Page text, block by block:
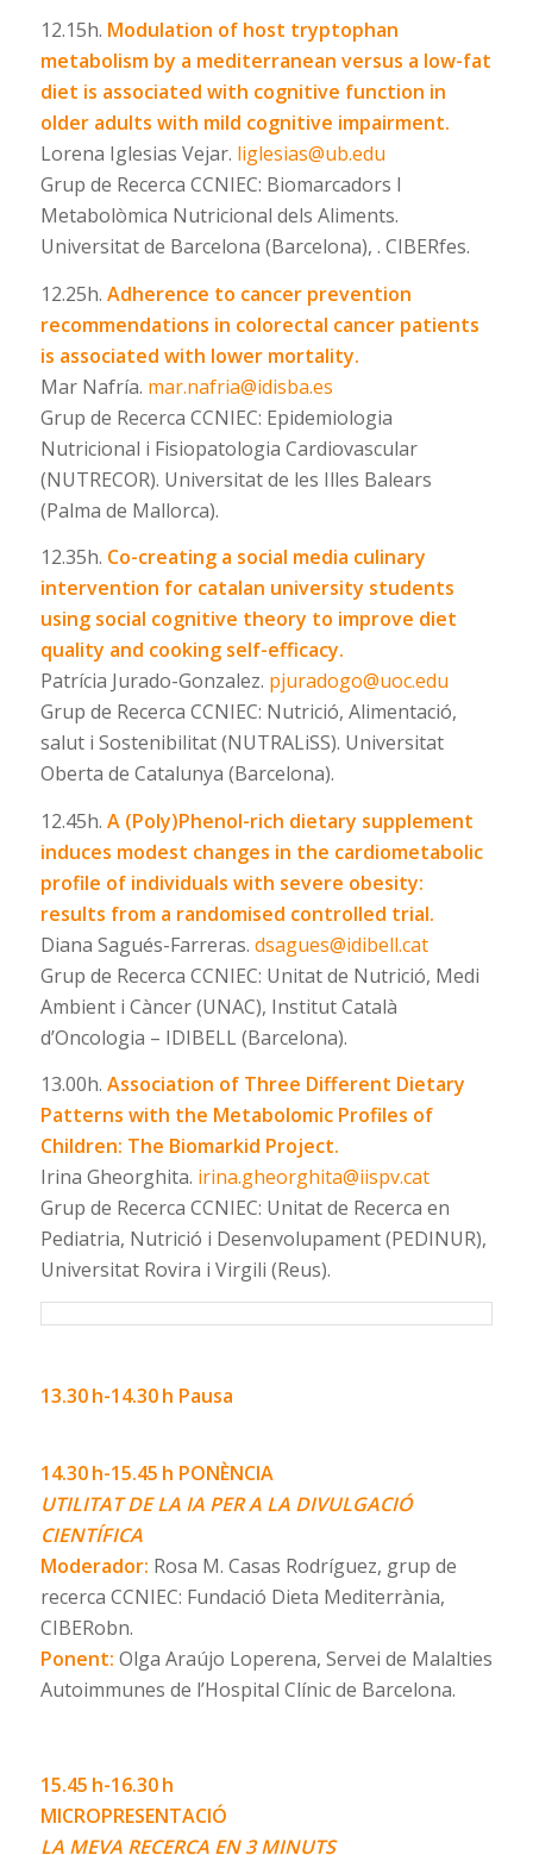
12.15h. Modulation of host tryptophan
metabolism by a mediterranean versus a low-fat
diet is associated with cognitive function in
older adults with mild cognitive impairment.
Lorena Iglesias Vejar. liglesias@ub.edu
Grup de Recerca CCNIEC: Biomarcadors I
Metabolòmica Nutricional dels Aliments.
Universitat de Barcelona (Barcelona), . CIBERfes.
12.25h. Adherence to cancer prevention
recommendations in colorectal cancer patients
is associated with lower mortality.
Mar Nafría. mar.nafria@idisba.es
Grup de Recerca CCNIEC: Epidemiologia
Nutricional i Fisiopatologia Cardiovascular
(NUTRECOR). Universitat de les Illes Balears
(Palma de Mallorca).
12.35h. Co-creating a social media culinary
intervention for catalan university students
using social cognitive theory to improve diet
quality and cooking self-efficacy.
Patrícia Jurado-Gonzalez. pjuradogo@uoc.edu
Grup de Recerca CCNIEC: Nutrició, Alimentació,
salut i Sostenibilitat (NUTRALiSS). Universitat
Oberta de Catalunya (Barcelona).
12.45h. A (Poly)Phenol-rich dietary supplement
induces modest changes in the cardiometabolic
profile of individuals with severe obesity:
results from a randomised controlled trial.
Diana Sagués-Farreras. dsagues@idibell.cat
Grup de Recerca CCNIEC: Unitat de Nutrició, Medi
Ambient i Càncer (UNAC), Institut Català
d’Oncologia – IDIBELL (Barcelona).
13.00h. Association of Three Different Dietary
Patterns with the Metabolomic Profiles of
Children: The Biomarkid Project.
Irina Gheorghita. irina.gheorghita@iispv.cat
Grup de Recerca CCNIEC: Unitat de Recerca en
Pediatria, Nutrició i Desenvolupament (PEDINUR),
Universitat Rovira i Virgili (Reus).
13.30 h-14.30 h Pausa
14.30 h-15.45 h PONÈNCIA
UTILITAT DE LA IA PER A LA DIVULGACIÓ
CIENTÍFICA
Moderador: Rosa M. Casas Rodríguez, grup de
recerca CCNIEC: Fundació Dieta Mediterrània,
CIBERobn.
Ponent: Olga Araújo Loperena, Servei de Malalties
Autoimmunes de l’Hospital Clínic de Barcelona.
15.45 h-16.30 h
MICROPRESENTACIÓ
LA MEVA RECERCA EN 3 MINUTS